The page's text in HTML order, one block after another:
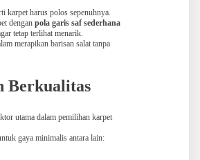
karpet harus polos sepenuhnya.
dengan pola garis saf sederhana
tetap terlihat menarik.
merapikan barisan salat tanpa
Berkualitas
utama dalam pemilihan karpet
gaya minimalis antara lain: